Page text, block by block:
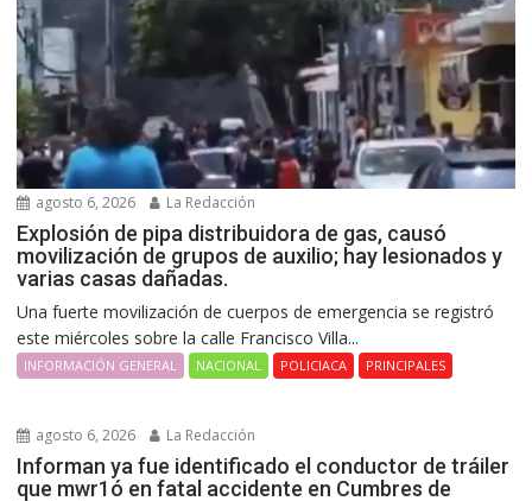
agosto 6, 2026 La Redacción
Explosión de pipa distribuidora de gas, causó
movilización de grupos de auxilio; hay lesionados y
varias casas dañadas.
Una fuerte movilización de cuerpos de emergencia se registró
este miércoles sobre la calle Francisco Villa...
INFORMACIÓN GENERAL NACIONAL POLICIACA PRINCIPALES
agosto 6, 2026 La Redacción
Informan ya fue identificado el conductor de tráiler
que mwr1ó en fatal accidente en Cumbres de